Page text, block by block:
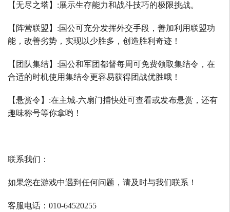
【无尽之塔】 :展示生存能力和战斗技巧的极限挑战。
【阵营联盟】 :国公可充分发挥外交手段，善加利用联盟功
能，改善劣势，实现以少胜多，创造胜利奇迹！
【团队集结】 :国公和军团都督每周可免费领取集结令，在
合适的时机使用集结令更容易获得团战优胜哦！
【悬赏令】 :在主城-六扇门捕快处可查看或发布悬赏，还有
趣味称号等你拿哟！
联系我们：
如果您在游戏中遇到任何问题，请及时与我们联系！
客服电话： 010-64520255